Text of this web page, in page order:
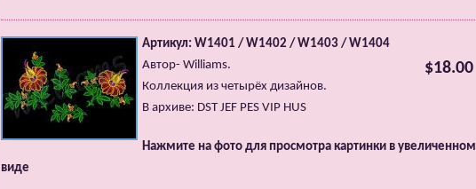
Артикул: W1401 / W1402 / W1403 / W1404
$18.00
Автор- Williams.
Коллекция из четырёх дизайнов.
В архиве: DST JEF PES VIP HUS
Нажмите на фото для просмотра картинки в увеличенном
виде